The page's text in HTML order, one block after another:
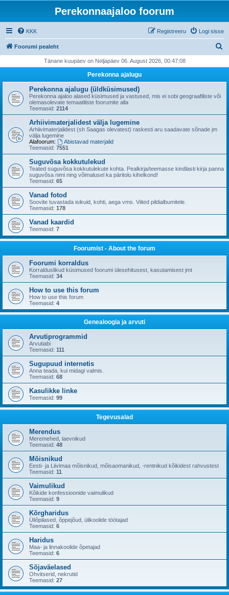
Perekonnaajaloo foorum
KKK Logi sisse
Registreeru
Foorumi pealeht
i
Tänane kuupäev on Neljapäev 06. August 2026, 00:47:08
Perekonna ajalugu
Perekonna ajalugu (üldküsimused)
Perekonna ajaloo alased küsimused ja vastused, mis ei sobi geograafiliste või
olemasolevate temaatiliste foorumite alla
Teemasid: 2114
Arhiivimaterjalidest välja lugemine
Arhiivimaterjalidest (sh Saagas olevatest) raskesti aru saadavate sõnade jm
välja lugemine
Alafoorum:
Abistavad materjalid
Teemasid: 7551
Suguvõsa kokkutulekud
Teated suguvõsa kokkutulekute kohta. Pealkirja/teemasse kindlasti kirja panna
suguvõsa nimi ning võimalusel ka päritolu kihelkond!
Teemasid: 65
Vanad fotod
Soovite tuvastada isikuid, kohti, aega vms. Viited pildialbumitele.
Teemasid: 178
Vanad kaardid
Teemasid: 7
Foorumist - About the forum
Foorumi korraldus
Korralduslikud küsimused foorumi ülesehitusest, kasutamisest jmt
Teemasid: 34
How to use this forum
How to use this forum
Teemasid: 4
Genealoogia ja arvuti
Arvutiprogrammid
Arvutiabi
Teemasid: 111
Sugupuud internetis
Anna teada, kui midagi valmis.
Teemasid: 68
Kasulikke linke
Teemasid: 99
Tegevusalad
Merendus
Meremehed, laevnikud
Teemasid: 48
Mõisnikud
Eesti- ja Liivimaa mõisnikud, mõisaomanikud, -rentnikud kõikidest rahvustest
Teemasid: 11
Vaimulikud
Kõikide konfessioonide vaimulikud
Teemasid: 9
Kõrgharidus
Üliõpilased, õppejõud, ülikoolide töötajad
Teemasid: 6
Haridus
Maa- ja linnakoolide õpetajad
Teemasid: 6
Sõjaväelased
Ohvitserid, nekrutid
Teemasid: 27